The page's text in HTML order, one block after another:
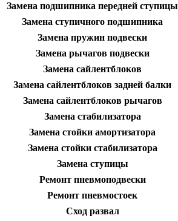
Замена подшипника передней ступицы
Замена ступичного подшипника
Замена пружин подвески
Замена рычагов подвески
Замена сайлентблоков
Замена сайлентблоков задней балки
Замена сайлентблоков рычагов
Замена стабилизатора
Замена стойки амортизатора
Замена стойки стабилизатора
Замена ступицы
Ремонт пневмоподвески
Ремонт пневмостоек
Сход развал